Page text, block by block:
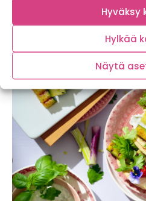
Hyväksy
Hylkää
Näytä
Oletko koskaan ajatellut, että
kasvihuonevihannekset ovat
Tämä talvi on haastavaa...